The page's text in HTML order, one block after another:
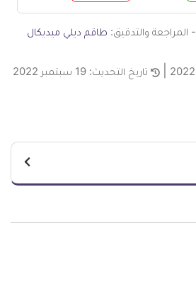
- المراجعة والتدقيق: طاقم ديلي ميديكال
تاريخ التحديث: 19 سبتمبر 2022